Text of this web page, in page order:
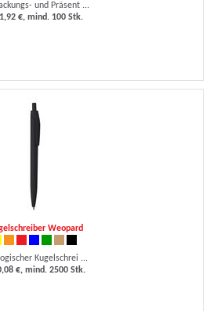
und Präsent ...
€, mind. 100 Stk.
Weopard
Kugelschrei ...
€, mind. 2500 Stk.